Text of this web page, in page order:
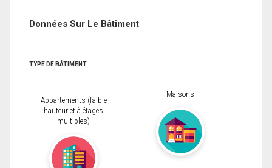
Données Sur Le Bâtiment
TYPE DE BÂTIMENT
Appartements (faible
hauteur et à étages
multiples)
Maisons